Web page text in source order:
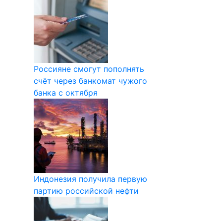
Россияне смогут пополнять
счёт через банкомат чужого
банка с октября
Индонезия получила первую
партию российской нефти